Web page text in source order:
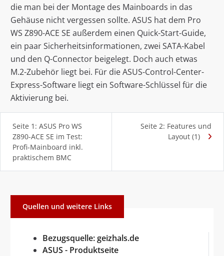
die man bei der Montage des Mainboards in das
Gehäuse nicht vergessen sollte. ASUS hat dem Pro
WS Z890-ACE SE außerdem einen Quick-Start-Guide,
ein paar Sicherheitsinformationen, zwei SATA-Kabel
und den Q-Connector beigelegt. Doch auch etwas
M.2-Zubehör liegt bei. Für die ASUS-Control-Center-
Express-Software liegt ein Software-Schlüssel für die
Aktivierung bei.
Seite 1: ASUS Pro WS
Z890-ACE SE im Test:
Profi-Mainboard inkl.
praktischem BMC
Seite 2: Features und
Layout (1)
Quellen und weitere Links
Bezugsquelle: geizhals.de
ASUS - Produktseite